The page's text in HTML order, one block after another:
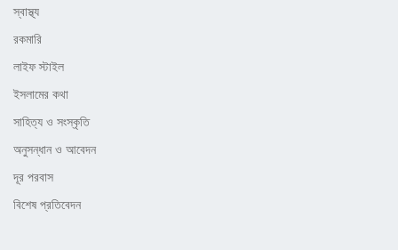
স্বাস্থ্য
রকমারি
লাইফ স্টাইল
ইসলামের কথা
সাহিত্য ও সংস্কৃতি
অনুসন্ধান ও আবেদন
দূর পরবাস
বিশেষ প্রতিবেদন